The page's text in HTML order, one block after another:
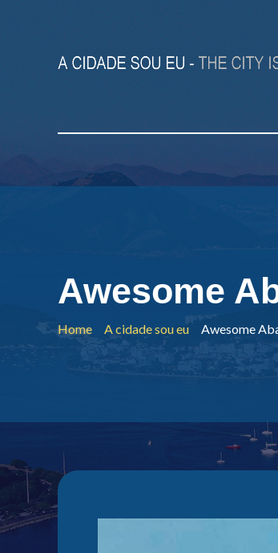
Awesome
Home A cidade sou eu Awesome